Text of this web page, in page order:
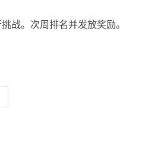
战。次周排名并发放奖励。